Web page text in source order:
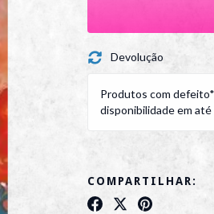
Devolução
Produtos com
disponibilidade em
COMPARTILHAR: